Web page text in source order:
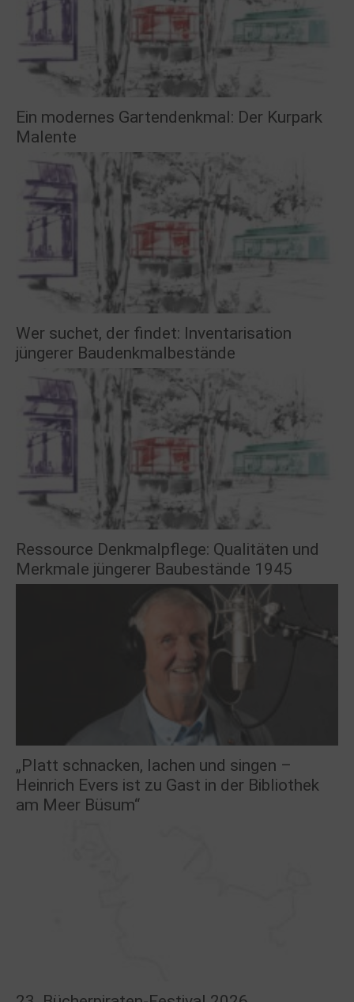
Ein modernes Gartendenkmal: Der Kurpark
Malente
Wer suchet, der findet: Inventarisation
jüngerer Baudenkmalbestände
Ressource Denkmalpflege: Qualitäten und
Merkmale jüngerer Baubestände 1945
„Platt schnacken, lachen und singen –
Heinrich Evers ist zu Gast in der Bibliothek
am Meer Büsum“